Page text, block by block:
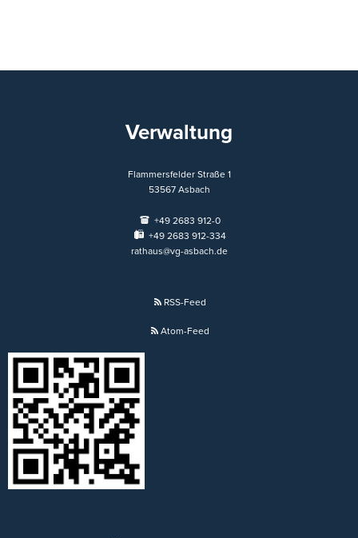
Verwaltung
Flammersfelder Straße 1
53567 Asbach
+49 2683 912-0
+49 2683 912-334
rathaus@vg-asbach.de
RSS-Feed
Atom-Feed